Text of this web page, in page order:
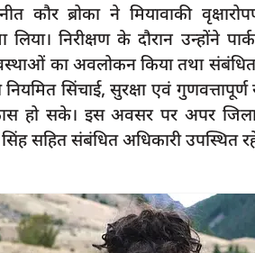
कौर ब्रोका ने मियावाकी
लिया। निरीक्षण के दौरान उन्होंने
का अवलोकन किया तथा संबंधित
नियमित सिंचाई, सुरक्षा एवं
हो सके। इस अवसर पर अपर
सहित संबंधित अधिकारी उपस्थित